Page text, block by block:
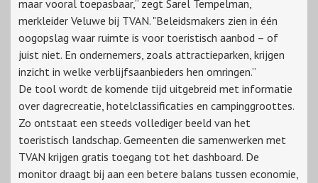
maar vooral toepasbaar,” zegt Sarel Tempelman,
merkleider Veluwe bij TVAN. "Beleidsmakers zien in één
oogopslag waar ruimte is voor toeristisch aanbod – of
juist niet. En ondernemers, zoals attractieparken, krijgen
inzicht in welke verblijfsaanbieders hen omringen.”
De tool wordt de komende tijd uitgebreid met informatie
over dagrecreatie, hotelclassificaties en campinggroottes.
Zo ontstaat een steeds vollediger beeld van het
toeristisch landschap. Gemeenten die samenwerken met
TVAN krijgen gratis toegang tot het dashboard. De
monitor draagt bij aan een betere balans tussen economie,